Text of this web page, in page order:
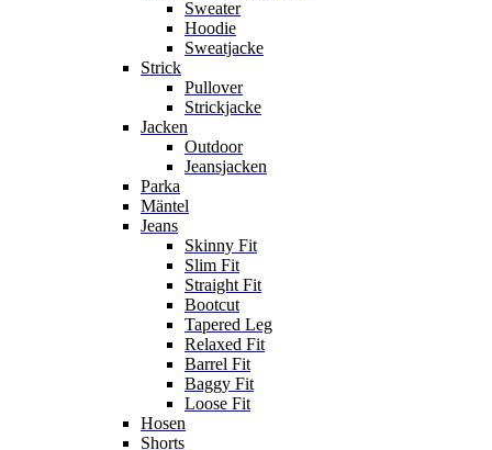
Sweater
Hoodie
Sweatjacke
Strick
Pullover
Strickjacke
Jacken
Outdoor
Jeansjacken
Parka
Mäntel
Jeans
Skinny Fit
Slim Fit
Straight Fit
Bootcut
Tapered Leg
Relaxed Fit
Barrel Fit
Baggy Fit
Loose Fit
Hosen
Shorts